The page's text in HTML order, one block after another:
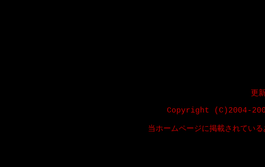
更
Copyright (C)2004-
当ホームページに掲載されてい